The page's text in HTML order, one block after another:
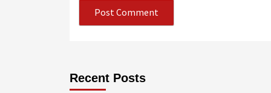
Recent Posts